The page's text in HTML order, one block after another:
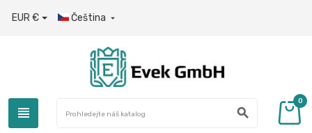
EUR € Čeština 
view_headline search
0